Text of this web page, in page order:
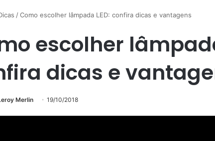
/Como escolher lâmpada LED: confira dicas e vantagens
escolher
dicas e
Merlin 19/10/2018